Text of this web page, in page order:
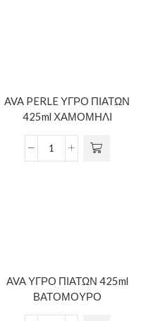
AVA PERLE ΥΓΡΟ ΠΙΑΤΩΝ
425ml ΧΑΜΟΜΗΛΙ
AVA ΥΓΡΟ ΠΙΑΤΩΝ 425ml
ΒΑΤΟΜΟΥΡΟ